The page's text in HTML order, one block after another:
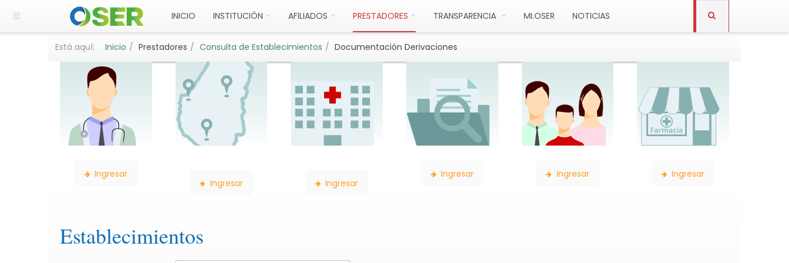
INICIO INSTITUCIÓN AFILIADOS PRESTADORES TRANSPARENCIA MI.OSER NOTICIAS
Está aquí: Inicio Prestadores Consulta de Establecimientos Documentación Derivaciones
Ingresar
Ingresar Ingresar
Ingresar Ingresar Ingresar
Establecimientos